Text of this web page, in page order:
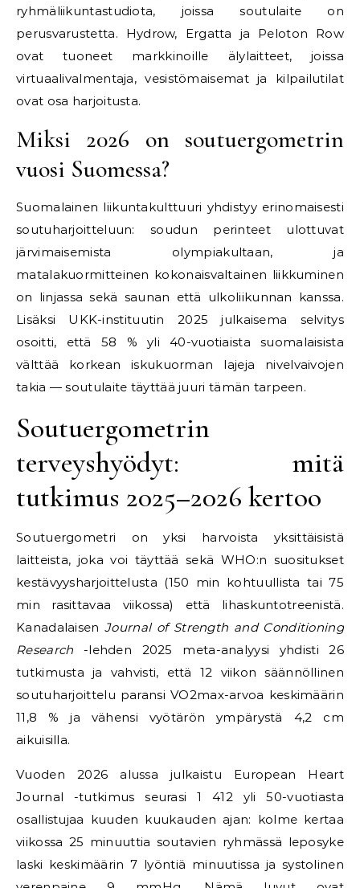
ryhmäliikuntastudiota, joissa soutulaite on
perusvarustetta. Hydrow, Ergatta ja Peloton Row
ovat tuoneet markkinoille älylaitteet, joissa
virtuaalivalmentaja, vesistömaisemat ja kilpailutilat
ovat osa harjoitusta.
Miksi 2026 on soutuergometrin
vuosi Suomessa?
Suomalainen liikuntakulttuuri yhdistyy erinomaisesti
soutuharjoitteluun: soudun perinteet ulottuvat
järvimaisemista olympiakultaan, ja
matalakuormitteinen kokonaisvaltainen liikkuminen
on linjassa sekä saunan että ulkoliikunnan kanssa.
Lisäksi UKK-instituutin 2025 julkaisema selvitys
osoitti, että 58 % yli 40-vuotiaista suomalaisista
välttää korkean iskukuorman lajeja nivelvaivojen
takia — soutulaite täyttää juuri tämän tarpeen.
Soutuergometrin
terveyshyödyt: mitä
tutkimus 2025–2026 kertoo
Soutuergometri on yksi harvoista yksittäisistä
laitteista, joka voi täyttää sekä WHO:n suositukset
kestävyysharjoittelusta (150 min kohtuullista tai 75
min rasittavaa viikossa) että lihaskuntotreenistä.
KanadalaisenJournal of Strength and Conditioning
Research -lehden 2025 meta-analyysi yhdisti 26
tutkimusta ja vahvisti, että 12 viikon säännöllinen
soutuharjoittelu paransi VO2max-arvoa keskimäärin
11,8 % ja vähensi vyötärön ympärystä 4,2 cm
aikuisilla.
Vuoden 2026 alussa julkaistu European Heart
Journal -tutkimus seurasi 1 412 yli 50-vuotiasta
osallistujaa kuuden kuukauden ajan: kolme kertaa
viikossa 25 minuuttia soutavien ryhmässä leposyke
laski keskimäärin 7 lyöntiä minuutissa ja systolinen